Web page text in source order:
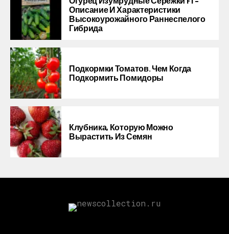
Описание И Характеристики
Высокоурожайного Раннеспелого
Гибрида
Подкормки Томатов. Чем Когда
Подкормить Помидоры
Клубника, Которую Можно
Вырастить Из Семян